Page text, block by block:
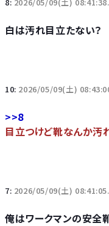
白は汚れ目立たない？
10: 2026/05/09(土)
>>8
目立つけど靴なんか汚
7: 2026/05/09(土)
俺はワークマンの安全